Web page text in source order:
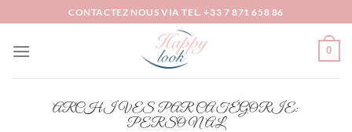
au
contenu
CONTACTEZ NOUS VIA TEL. +33 7 871 658 86
0
ARCHIVES PAR CATÉGORIE:
PERSONAL